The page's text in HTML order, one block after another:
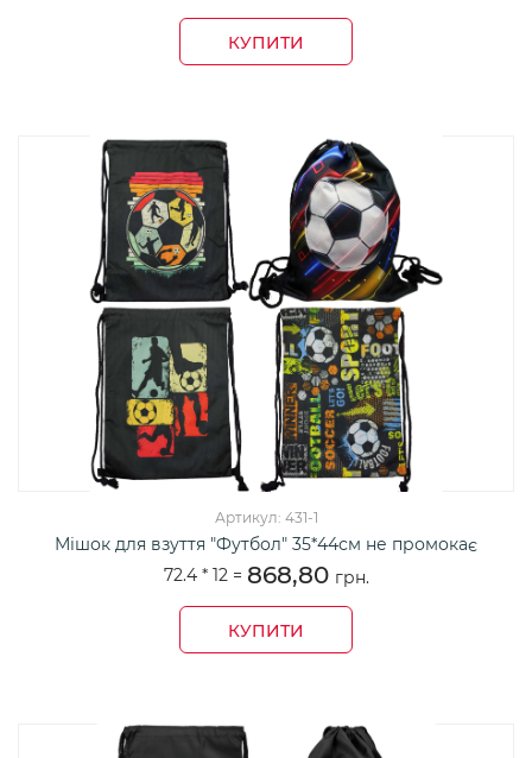
КУПИТИ
Артикул: 431-1
Мішок для взуття "Футбол" 35*44см не промокає
72.4 * 12= 868,80 грн.
КУПИТИ